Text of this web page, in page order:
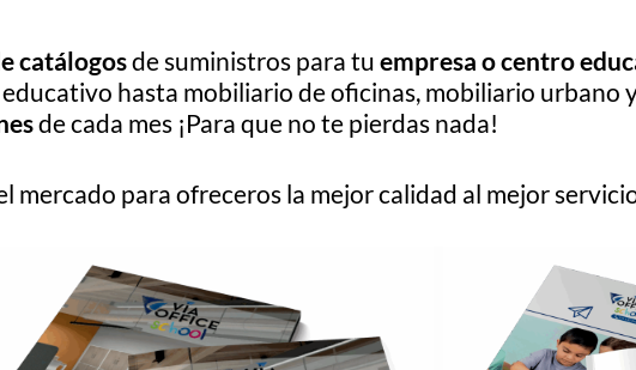
catálogosde suministros para tu empresa o centro
hasta mobiliario de oficinas, mobiliario urbano
de cada mes ¡Para que no te pierdas nada!
mercado para ofreceros la mejor calidad al mejor